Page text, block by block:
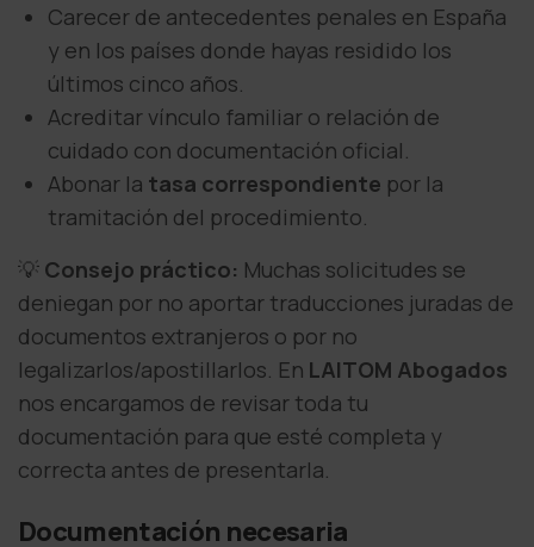
Carecer de antecedentes penales en España
y en los países donde hayas residido los
últimos cinco años.
Acreditar vínculo familiar o relación de
cuidado con documentación oficial.
Abonar la tasa correspondiente por la
tramitación del procedimiento.
💡 Consejo práctico: Muchas solicitudes se
deniegan por no aportar traducciones juradas de
documentos extranjeros o por no
legalizarlos/apostillarlos. En LAITOM Abogados
nos encargamos de revisar toda tu
documentación para que esté completa y
correcta antes de presentarla.
Documentación necesaria